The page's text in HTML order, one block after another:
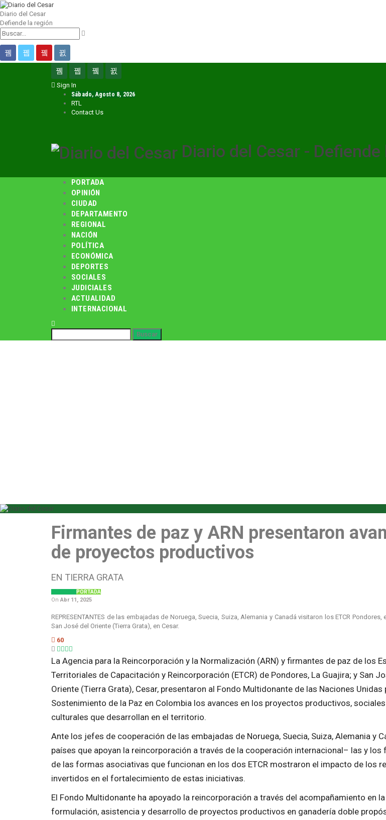
Diario del Cesar
Defiende la región
Sign In
Sábado, Agosto 8, 2026
RTL
Contact Us
Diario del Cesar - Defiende
PORTADA
OPINIÓN
CIUDAD
DEPARTAMENTO
REGIONAL
NACIÓN
POLÍTICA
ECONÓMICA
DEPORTES
SOCIALES
JUDICIALES
ACTUALIDAD
INTERNACIONAL
Firmantes de paz y ARN presentaron
de proyectos productivos
EN TIERRA GRATA
PORTADA
On Abr 11, 2025
REPRESENTANTES de las embajadas de Noruega, Suecia, Suiza, Alemania y Canadá visitaron los ETCR Pondores,
San José del Oriente (Tierra Grata), en Cesar.
60
La Agencia para la Reincorporación y la Normalización (ARN) y firmantes de paz de los
Territoriales de Capacitación y Reincorporación (ETCR) de Pondores, La Guajira; y San
Oriente (Tierra Grata), Cesar, presentaron al Fondo Multidonante de las Naciones Unidas
Sostenimiento de la Paz en Colombia los avances en los proyectos productivos,
culturales que desarrollan en el territorio.
Ante los jefes de cooperación de las embajadas de Noruega, Suecia, Suiza, Alemania y
países que apoyan la reincorporación a través de la cooperación internacional– las y los
de las formas asociativas que funcionan en los dos ETCR mostraron el impacto de los
invertidos en el fortalecimiento de estas iniciativas.
El Fondo Multidonante ha apoyado la reincorporación a través del acompañamiento en la
formulación, asistencia y desarrollo de proyectos productivos en ganadería doble